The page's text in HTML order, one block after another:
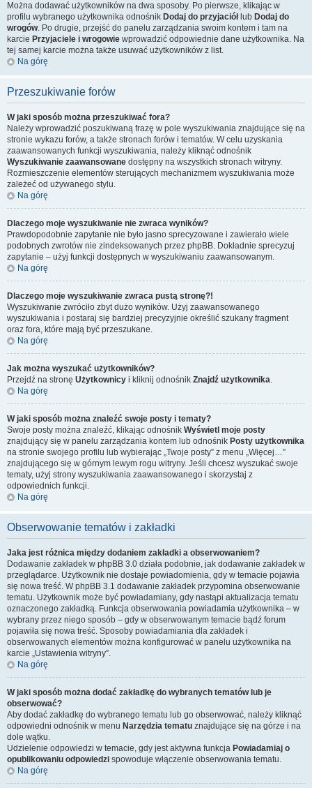
Można dodawać użytkowników na dwa sposoby. Po pierwsze, klikając w
profilu wybranego użytkownika odnośnik Dodaj do przyjaciółlub Dodaj do
wrogów. Po drugie, przejść do panelu zarządzania swoim kontem i tam na
karcie Przyjaciele i wrogowie wprowadzić odpowiednie dane użytkownika. Na
tej samej karcie można także usuwać użytkowników z list.
Na górę
Przeszukiwanie forów
W jaki sposób można przeszukiwać fora?
Należy wprowadzić poszukiwaną frazę w pole wyszukiwania znajdujące się na
stronie wykazu forów, a także stronach forów i tematów. W celu uzyskania
zaawansowanych funkcji wyszukiwania, należy kliknąć odnośnik
Wyszukiwanie zaawansowane dostępny na wszystkich stronach witryny.
Rozmieszczenie elementów sterujących mechanizmem wyszukiwania może
zależeć od używanego stylu.
Na górę
Dlaczego moje wyszukiwanie nie zwraca wyników?
Prawdopodobnie zapytanie nie było jasno sprecyzowane i zawierało wiele
podobnych zwrotów nie zindeksowanych przez phpBB. Dokładnie sprecyzuj
zapytanie – użyj funkcji dostępnych w wyszukiwaniu zaawansowanym.
Na górę
Dlaczego moje wyszukiwanie zwraca pustą stronę?!
Wyszukiwanie zwróciło zbyt dużo wyników. Użyj zaawansowanego
wyszukiwania i postaraj się bardziej precyzyjnie określić szukany fragment
oraz fora, które mają być przeszukane.
Na górę
Jak można wyszukać użytkowników?
Przejdź na stronę Użytkownicy i kliknij odnośnik Znajdź użytkownika.
Na górę
W jaki sposób można znaleźć swoje posty i tematy?
Swoje posty można znaleźć, klikając odnośnik Wyświetl moje posty
znajdujący się w panelu zarządzania kontem lub odnośnik Posty użytkownika
na stronie swojego profilu lub wybierając „Twoje posty” z menu „Więcej…”
znajdującego się w górnym lewym rogu witryny. Jeśli chcesz wyszukać swoje
tematy, użyj strony wyszukiwania zaawansowanego i skorzystaj z
odpowiednich funkcji.
Na górę
Obserwowanie tematów i zakładki
Jaka jest różnica między dodaniem zakładki a obserwowaniem?
Dodawanie zakładek w phpBB 3.0 działa podobnie, jak dodawanie zakładek w
przeglądarce. Użytkownik nie dostaje powiadomienia, gdy w temacie pojawia
się nowa treść. W phpBB 3.1 dodawanie zakładek przypomina obserwowanie
tematu. Użytkownik może być powiadamiany, gdy nastąpi aktualizacja tematu
oznaczonego zakładką. Funkcja obserwowania powiadamia użytkownika – w
wybrany przez niego sposób – gdy w obserwowanym temacie bądź forum
pojawiła się nowa treść. Sposoby powiadamiania dla zakładek i
obserwowanych elementów można konfigurować w panelu użytkownika na
karcie „Ustawienia witryny”.
Na górę
W jaki sposób można dodać zakładkę do wybranych tematów lub je
obserwować?
Aby dodać zakładkę do wybranego tematu lub go obserwować, należy kliknąć
odpowiedni odnośnik w menu Narzędzia tematu znajdujące się na górze i na
dole wątku.
Udzielenie odpowiedzi w temacie, gdy jest aktywna funkcja Powiadamiaj o
opublikowaniu odpowiedzi spowoduje włączenie obserwowania tematu.
Na górę